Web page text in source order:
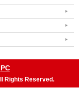
PC
Rights Reserved.